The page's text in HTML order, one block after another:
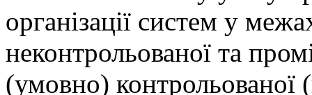
організації систем у
неконтрольованої та
(умовно) контрольованої